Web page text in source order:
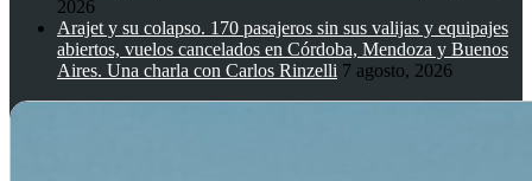
2026
Arajet y su colapso. 170 pasajeros sin sus valijas y equipajes
abiertos, vuelos cancelados en Córdoba, Mendoza y Buenos
Aires. Una charla con Carlos Rinzelli 7 agosto, 2026